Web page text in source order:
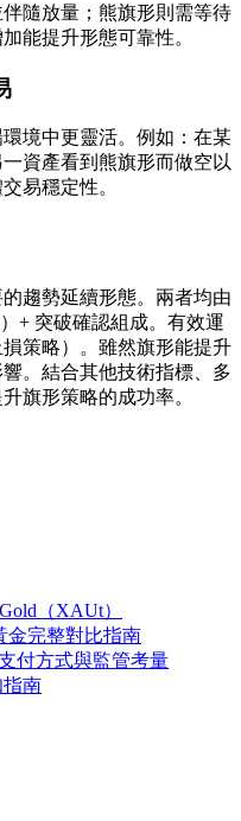
隨放量；熊旗形則需等待
能提升形態可靠性。
境中更靈活。例如：在某
資產看到熊旗形而做空以
易穩定性。
趨勢延續形態。兩者均由
+ 突破確認組成。有效運
策略）。雖然旗形能提升
。結合其他技術指標、多
旗形策略的成功率。
（XAUt）
金完整對比指南
付方式與監管考量
南